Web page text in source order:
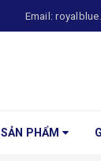
Email:
SẢN PHẨM